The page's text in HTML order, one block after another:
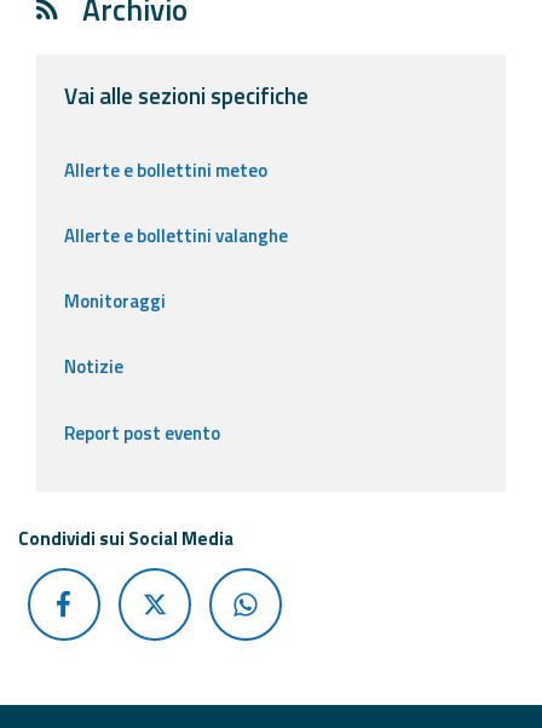
Archivio
Vai alle sezioni specifiche
Allerte e bollettini meteo
Allerte e bollettini valanghe
Monitoraggi
Notizie
Report post evento
Condividi sui Social Media